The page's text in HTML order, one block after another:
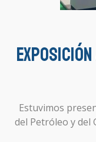
Estuvimos
del Petróleo y del